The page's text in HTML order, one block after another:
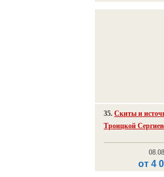
35. Скиты и
Троицкой
от 4